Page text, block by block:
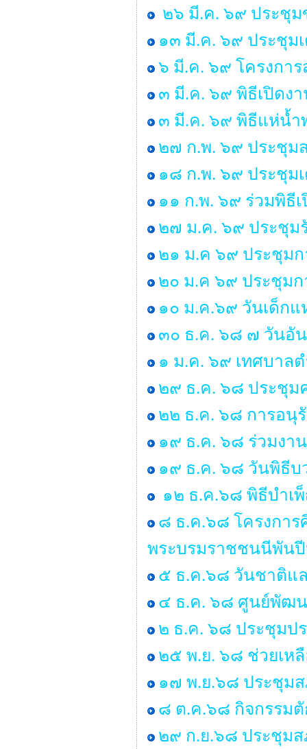
๒๖ มี.ค. ๖๙ ประชุม
๑๓ มี.ค. ๖๙ ประชุม
๖ มี.ค. ๖๙ โครงกา
๓ มี.ค. ๖๙ พิธีเปิดง
๓ มี.ค. ๖๙ พิธีแห่น้ำ
๒๗ ก.พ. ๖๙ ประชุม
๑๘ ก.พ. ๖๙ ประชุม
๑๑ ก.พ. ๖๙ ร่วมพิธี
๒๗ ม.ค. ๖๙ ประชุม
๒๑ ม.ค ๖๙ ประชุมก
๒๐ ม.ค ๖๙ ประชุม
๑๐ ม.ค.๖๙ วันเด็กแ
๓๐ ธ.ค. ๖๘ ๗ วันอั
๑ ม.ค. ๖๙ เทศบาล
๒๙ ธ.ค. ๖๘ ประชุม
๒๒ ธ.ค. ๖๘ การอนุ
๑๙ ธ.ค. ๖๘ ร่วมงา
๑๙ ธ.ค. ๖๘ วันพิธีบ
๑๒ ธ.ค.๖๘ พิธีบำ
๘ ธ.ค.๖๘ โครงการ
พระบรมราชชนนีพัน
๕ ธ.ค.๖๘ วันชาติแ
๔ ธ.ค. ๖๘ ศูนย์พัฒน
๒ ธ.ค. ๖๘ ประชุมป
๒๕ พ.ย. ๖๘ ช่วยเห
๑๗ พ.ย.๖๘ ประชุม
๘ ต.ค.๖๘ กิจกรรม
๒๙ ก.ย.๖๘ ประชุม